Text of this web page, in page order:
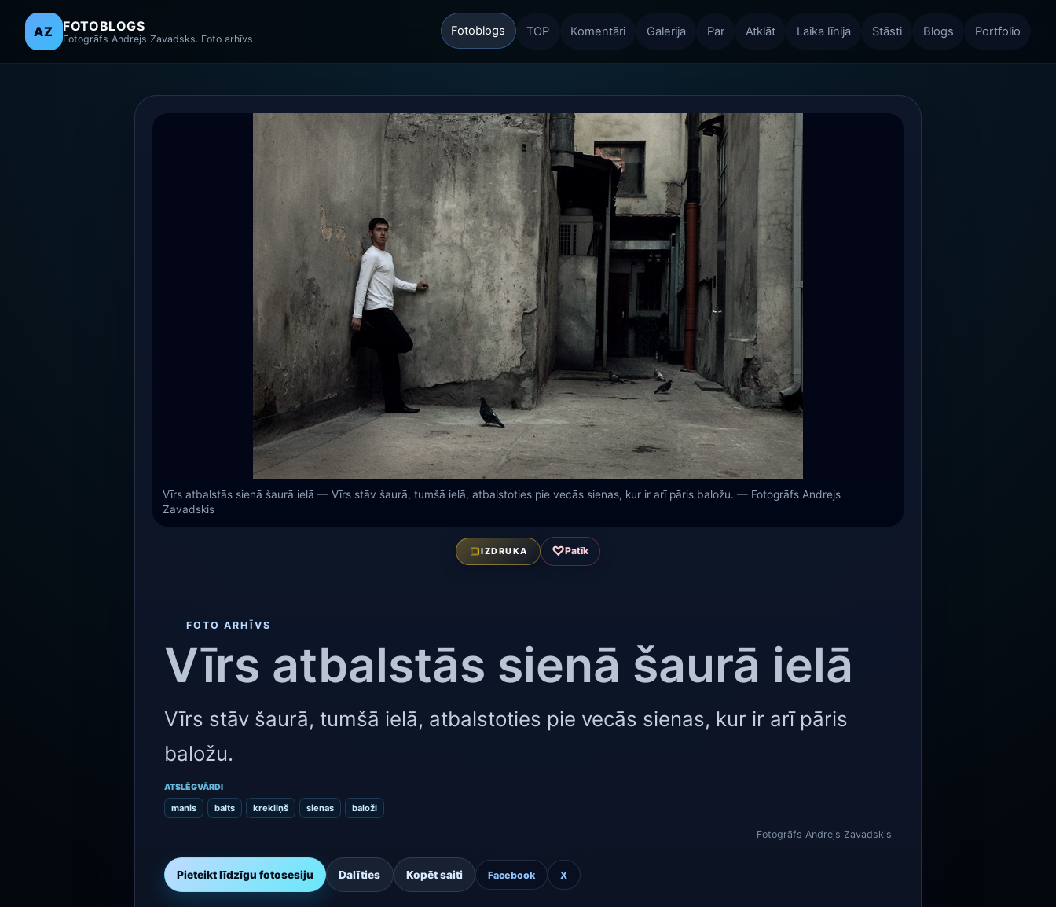
AZ FOTOBLOGS
Fotogrāfs Andrejs Zavadsks. Foto arhīvs
Fotoblogs TOP Komentāri Galerija Par Atklāt Laika līnija Stāsti Blogs Portfolio
Vīrs atbalstās sienā šaurā ielā — Vīrs stāv šaurā, tumšā ielā, atbalstoties pie vecās sienas, kur ir arī pāris baložu. — Fotogrāfs Andrejs
Zavadskis
IZDRUKA ♡Patīk
FOTO ARHĪVS
Vīrs atbalstās sienā šaurā ielā
Vīrs stāv šaurā, tumšā ielā, atbalstoties pie vecās sienas, kur ir arī pāris
baložu.
ATSLĒGVĀRDI
manis balts krekliņš sienas baloži
Fotogrāfs Andrejs Zavadskis
Pieteikt līdzīgu fotosesiju Dalīties Kopēt saiti Facebook X